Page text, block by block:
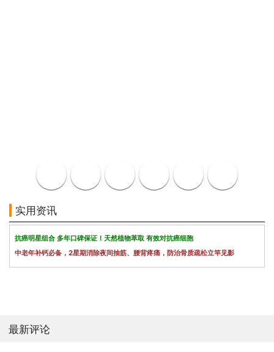
实用资讯
抗癌明星组合 多年口碑保证！天然植物萃取 有效对抗癌细胞
中老年补钙必备，2星期消除夜间抽筋、腰背疼痛，防治骨质疏松立竿见影
最新评论